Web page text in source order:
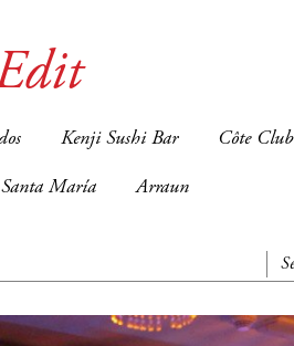
Kenji Sushi Bar Côte Club
Santa María Arraun